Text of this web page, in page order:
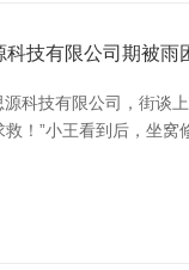
技有限公司期被雨
科技有限公司，街谈
”小王看到后，坐窝